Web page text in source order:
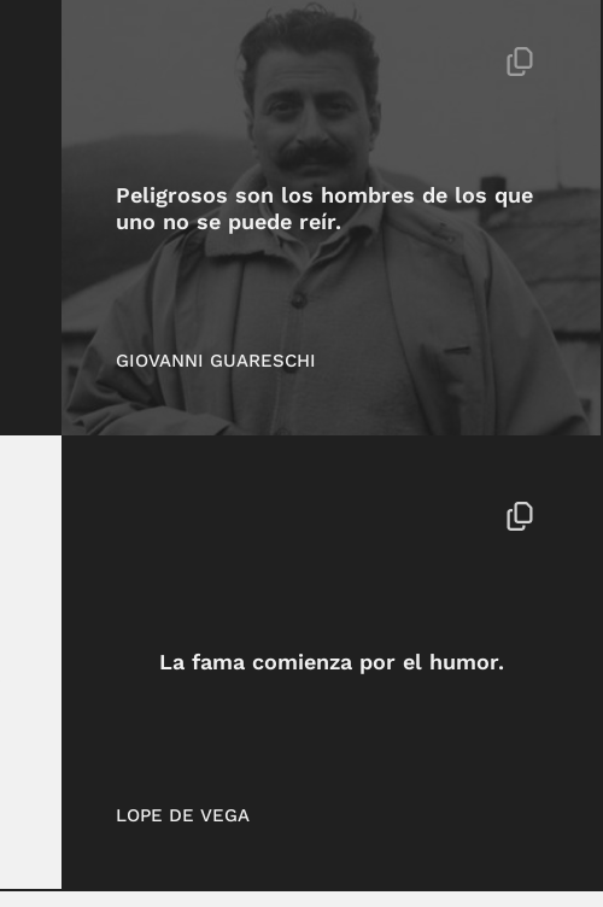
Peligrosos son los hombres de los que
uno no se puede reír.
GIOVANNI GUARESCHI
La fama comienza por el humor.
LOPE DE VEGA